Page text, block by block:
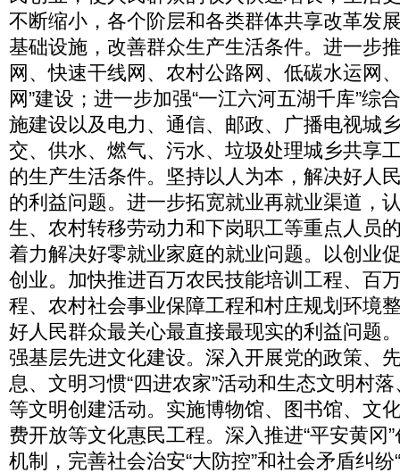
不断缩小，各个阶层和各类群体共享改革发
基础设施，改善群众生产生活条件。进一步
网、快速干线网、农村公路网、低碳水运网
网”建设；进一步加强“一江六河五湖千库”综
施建设以及电力、通信、邮政、广播电视城
交、供水、燃气、污水、垃圾处理城乡共享
的生产生活条件。坚持以人为本，解决好人
的利益问题。进一步拓宽就业再就业渠道，
生、农村转移劳动力和下岗职工等重点人员
着力解决好零就业家庭的就业问题。以创业
创业。加快推进百万农民技能培训工程、百
程、农村社会事业保障工程和村庄规划环境
好人民群众最关心最直接最现实的利益问题
强基层先进文化建设。深入开展党的政策、
息、文明习惯“四进农家”活动和生态文明村
等文明创建活动。实施博物馆、图书馆、文
费开放等文化惠民工程。深入推进“平安黄冈
机制，完善社会治安“大防控”和社会矛盾纠纷